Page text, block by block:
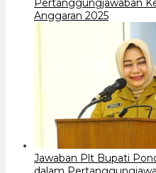
Pertanggungjawaban
Anggaran 2025
Jawaban Plt Bupati